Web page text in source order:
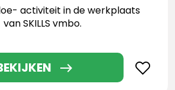
activiteit in de werkplaats
van SKILLS vmbo.